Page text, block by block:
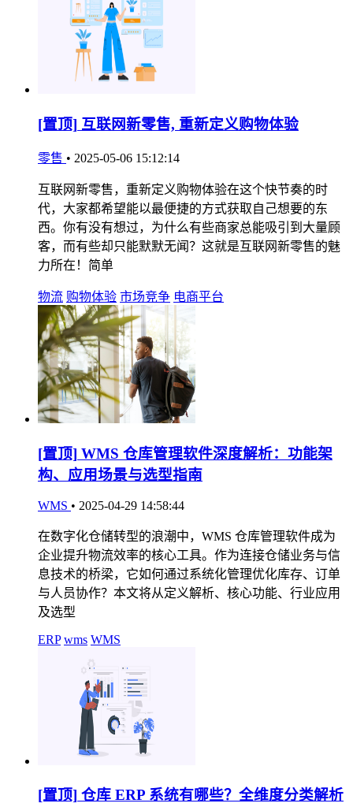
[置顶] 互联网新零售, 重新定义购物体验
零售 • 2025-05-06 15:12:14
互联网新零售，重新定义购物体验在这个快节奏的时
代，大家都希望能以最便捷的方式获取自己想要的东
西。你有没有想过，为什么有些商家总能吸引到大量顾
客，而有些却只能默默无闻？这就是互联网新零售的魅
力所在！简单
物流 购物体验 市场竞争 电商平台
[置顶] WMS 仓库管理软件深度解析：功能架
构、应用场景与选型指南
WMS • 2025-04-29 14:58:44
在数字化仓储转型的浪潮中，WMS 仓库管理软件成为
企业提升物流效率的核心工具。作为连接仓储业务与信
息技术的桥梁，它如何通过系统化管理优化库存、订单
与人员协作？本文将从定义解析、核心功能、行业应用
及选型
ERP wms WMS
[置顶] 仓库 ERP 系统有哪些？全维度分类解析